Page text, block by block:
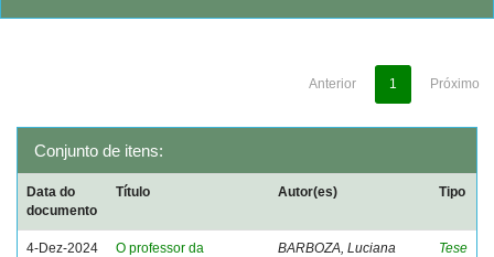
Anterior 1 Próximo
Conjunto de itens:
Data do
documento
Título Autor(es) Tipo
4-Dez-2024
O professor da
BARBOZA, Luciana
Tese